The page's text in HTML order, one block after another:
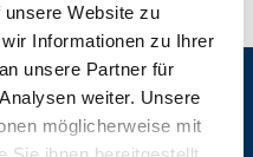
Website zu
Informationen zu Ihrer
unsere Partner für
weiter. Unsere
möglicherweise mit